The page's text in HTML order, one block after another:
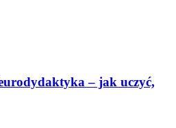
– jak uczyć,